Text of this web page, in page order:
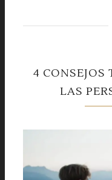
4 CONSEJOS
LAS